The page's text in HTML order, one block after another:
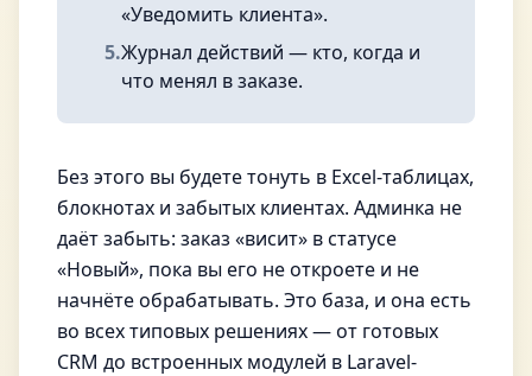
«Уведомить клиента».
5.Журнал действий — кто, когда и
что менял в заказе.
Без этого вы будете тонуть в Excel-таблицах,
блокнотах и забытых клиентах. Админка не
даёт забыть: заказ «висит» в статусе
«Новый», пока вы его не откроете и не
начнёте обрабатывать. Это база, и она есть
во всех типовых решениях — от готовых
CRM до встроенных модулей в Laravel-